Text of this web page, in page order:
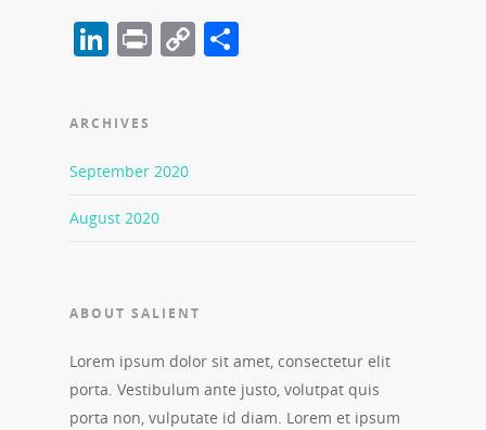
LinkedIn
PrintCopy
ARCHIVES
September 2020
August 2020
ABOUT SALIENT
Lorem ipsum dolor sit amet, consectetur elit
porta. Vestibulum ante justo, volutpat quis
porta non, vulputate id diam. Lorem et ipsum